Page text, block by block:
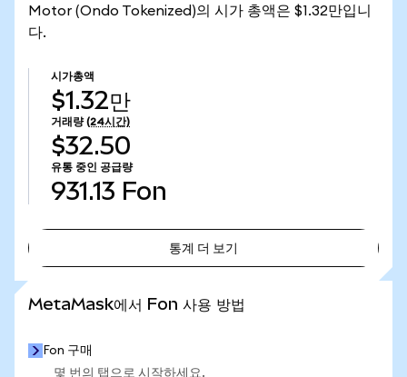
Motor (Ondo Tokenized)의 시가 총액은 $1.32만입니
다.
시가총액
$1.32만
거래량 (24시간)
$32.50
유통 중인 공급량
931.13 Fon
통계 더 보기
MetaMask에서 Fon 사용 방법
Fon 구매
몇 번의 탭으로 시작하세요.